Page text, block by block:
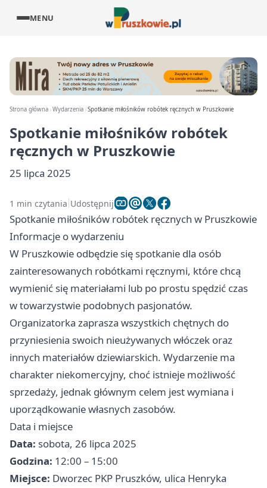
MENU
Strona główna Wydarzenia Spotkanie miłośników robótek ręcznych w Pruszkowie
Spotkanie miłośników robótek
ręcznych w Pruszkowie
25 lipca 2025
1 min czytania Udostępnij
Spotkanie miłośników robótek ręcznych w Pruszkowie
Informacje o wydarzeniu
W Pruszkowie odbędzie się spotkanie dla osób
zainteresowanych robótkami ręcznymi, które chcą
wymienić się materiałami lub po prostu spędzić czas
w towarzystwie podobnych pasjonatów.
Organizatorka zaprasza wszystkich chętnych do
przyniesienia swoich nieużywanych włóczek oraz
innych materiałów dziewiarskich. Wydarzenie ma
charakter niekomercyjny, choć istnieje możliwość
sprzedaży, jednak głównym celem jest wymiana i
uporządkowanie własnych zasobów.
Data i miejsce
Data: sobota, 26 lipca 2025
Godzina: 12:00 – 15:00
Miejsce: Dworzec PKP Pruszków, ulica Henryka